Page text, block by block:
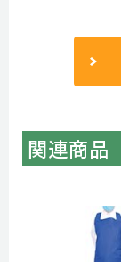
関連商品